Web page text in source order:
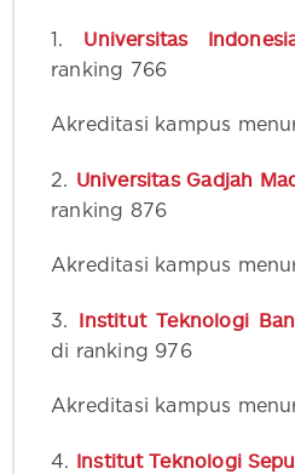
1. Universitas
ranking 766
Akreditasi kampus
2. Universitas Gadjah
ranking 876
Akreditasi kampus
3. Institut Teknologi
di ranking 976
Akreditasi kampus
4. Institut Teknologi